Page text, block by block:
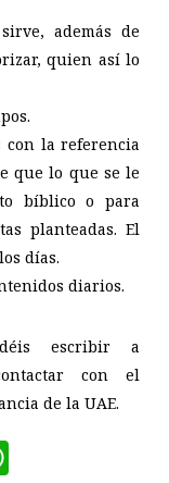
además de
quien así lo
con la referencia
que lo que se le
bíblico o para
planteadas. El
días.
diarios.
escribir a
con el
de la UAE.